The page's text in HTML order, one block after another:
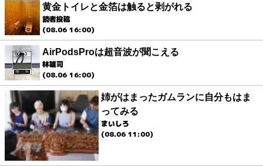
黄金トイレと金箔は触ると剥がれる
読者投稿
(08.06 16:00)
AirPodsProは超音波が聞こえる
林雄司
(08.06 16:00)
姉がはまったガムランに自分もはま
ってみる
まいしろ
(08.06 11:00)